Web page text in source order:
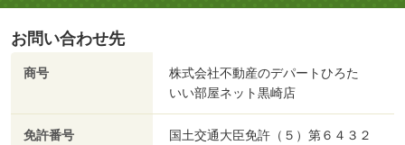
お問い合わせ先
商号
株式会社不動産のデパートひろた
いい部屋ネット黒崎店
免許番号
国土交通大臣免許（５）第６４３２